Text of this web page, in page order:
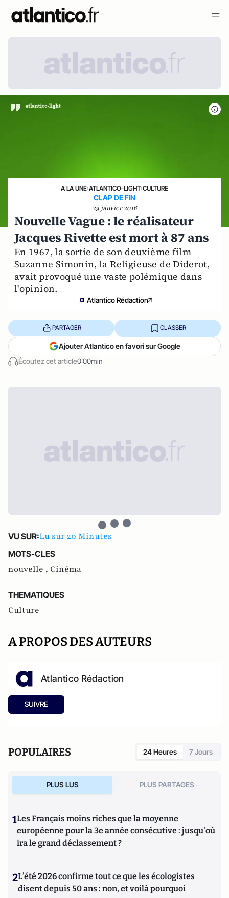
A LA UNE›ATLANTICO-LIGHT›CULTURE
CLAP DE FIN
29 janvier 2016
Nouvelle Vague : le réalisateur
Jacques Rivette est mort à 87 ans
En 1967, la sortie de son deuxième film
Suzanne Simonin, la Religieuse de Diderot,
avait provoqué une vaste polémique dans
l'opinion.
Atlantico Rédaction
Écoutez cet article0:00min
PARTAGER CLASSER
Ajouter Atlantico en favori sur Google
VU SUR:Lu sur 20 Minutes
MOTS-CLES
nouvelle , Cinéma
THEMATIQUES
Culture
A PROPOS DES AUTEURS
Atlantico Rédaction
SUIVRE
POPULAIRES 24 Heures 7 Jours
PLUS LUS PLUS PARTAGES
1Les Français moins riches que la moyenne
européenne pour la 3e année consécutive : jusqu'où
ira le grand déclassement ?
2L’été 2026 confirme tout ce que les écologistes
disent depuis 50 ans : non, et voilà pourquoi